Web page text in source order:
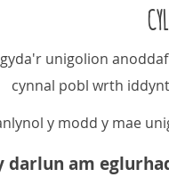
unigolion
cynnal pobl wrth
y modd y mae
darlun am